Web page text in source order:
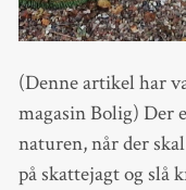
(Denne artikel har
magasin Bolig) Der
naturen, når der
på skattejagt og slå